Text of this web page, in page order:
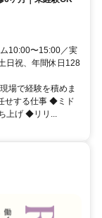
10:00〜15:00／実
日祝、年間休日128
場で経験を積めま
せする仕事 ◆ミド
上げ ◆リリ...